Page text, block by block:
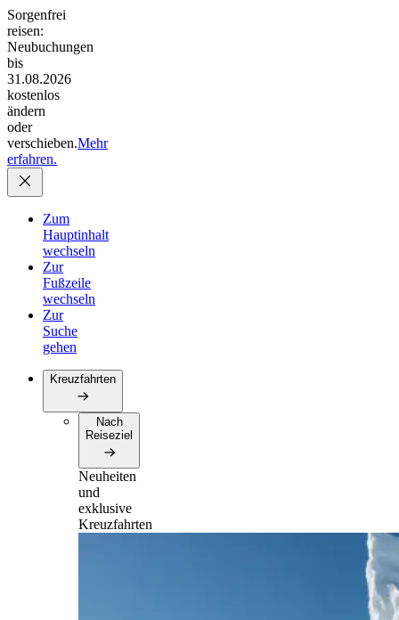
Sorgenfrei
reisen:
Neubuchungen
bis
31.08.2026
kostenlos
ändern
oder
verschieben.Mehr
erfahren.
Zum
Hauptinhalt
wechseln
Zur
Fußzeile
wechseln
Zur
Suche
gehen
Kreuzfahrten
Nach
Reiseziel
Neuheiten
und
exklusive
Kreuzfahrten